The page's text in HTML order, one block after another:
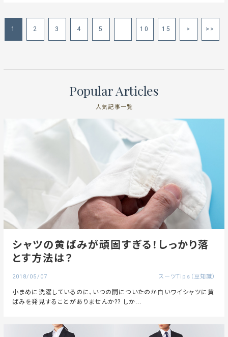
1 2 3 4 5 10 15 > >>
Popular Articles
人気記事一覧
シャツの黄ばみが頑固すぎる！しっかり落
とす方法は？
2018/05/07 スーツTips（豆知識）
小まめに洗濯しているのに、いつの間についたのか白いワイシャツに黄
ばみを発見することがありませんか?? しか...